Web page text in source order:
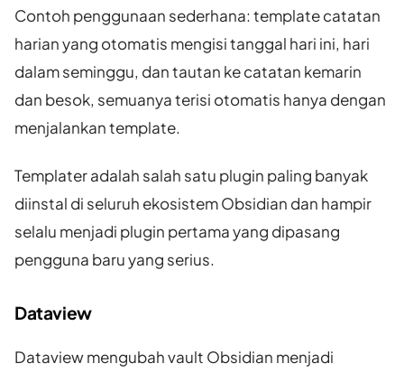
Contoh penggunaan sederhana: template catatan
harian yang otomatis mengisi tanggal hari ini, hari
dalam seminggu, dan tautan ke catatan kemarin
dan besok, semuanya terisi otomatis hanya dengan
menjalankan template.
Templater adalah salah satu plugin paling banyak
diinstal di seluruh ekosistem Obsidian dan hampir
selalu menjadi plugin pertama yang dipasang
pengguna baru yang serius.
Dataview
Dataview mengubah vault Obsidian menjadi